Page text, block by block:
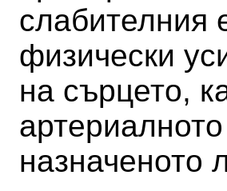
слабителния
физически
на сърцето,
назначеното